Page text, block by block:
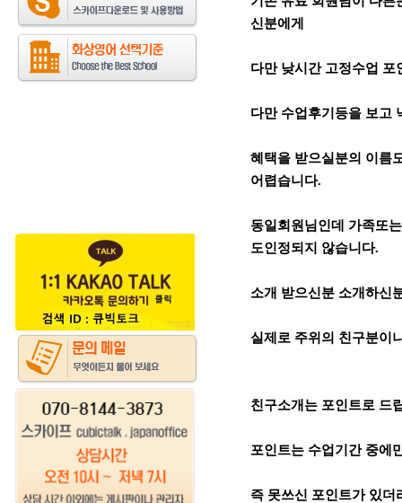
신분에게
다만 낮시간 고정수업 포
다만 수업후기등을 보
혜택을 받으실분의 이름
어렵습니다.
동일회원님인데 가족또
도인정되지 않습니다.
소개 받으신분 소개하신
실제로 주위의 친구분이
친구소개는 포인트로 드
포인트는 수업기간 중에
즉 못쓰신 포인트가 있더